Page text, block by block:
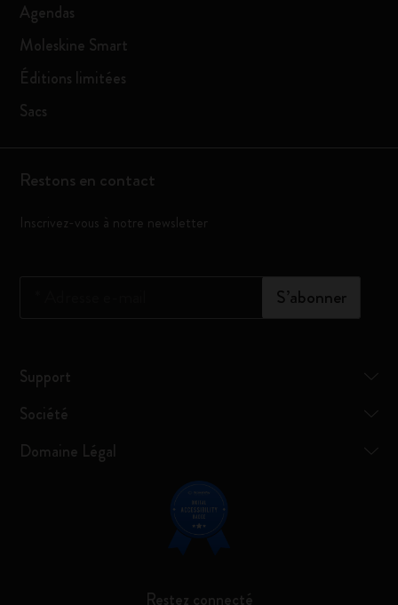
Agendas
Moleskine Smart
Éditions limitées
Sacs
Restons en contact
Inscrivez-vous à notre newsletter
S’abonner
Support
Société
Domaine Légal
Restez connecté